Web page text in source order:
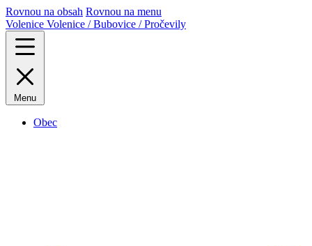
Rovnou na obsah Rovnou na menu
Volenice Volenice / Bubovice / Pročevily
Menu
Obec